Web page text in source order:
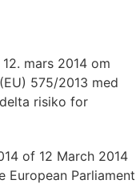
mars 2014 om
575/2013 med
risiko for
of 12 March 2014
European Parliament